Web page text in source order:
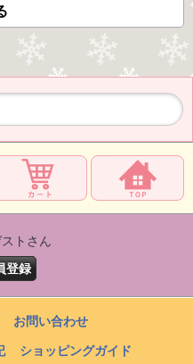
トさん
登録
お問い合わせ
ショッピングガイド